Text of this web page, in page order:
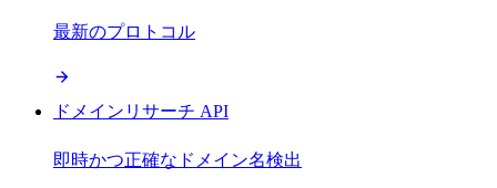
最新のプロトコル
ドメインリサーチ API
即時かつ正確なドメイン名検出